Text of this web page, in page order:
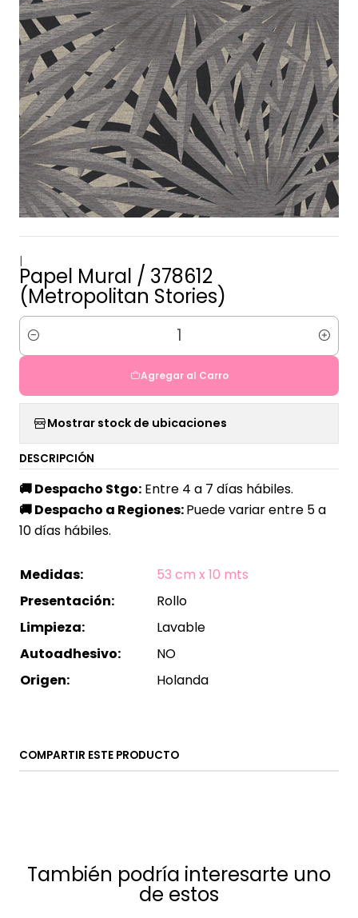
|
Papel Mural / 378612
(Metropolitan Stories)
Cantidad
Agregar al Carro
Mostrar stock de ubicaciones
DESCRIPCIÓN
🚚Despacho Stgo: Entre 4 a 7 días hábiles.
🚚Despacho a Regiones:Puede variar entre 5 a
10 días hábiles.
Medidas:
53 cm x 10 mts
Presentación:
Rollo
Limpieza:
Lavable
Autoadhesivo:
NO
Origen:
Holanda
COMPARTIR ESTE PRODUCTO
También podría interesarte uno
de estos